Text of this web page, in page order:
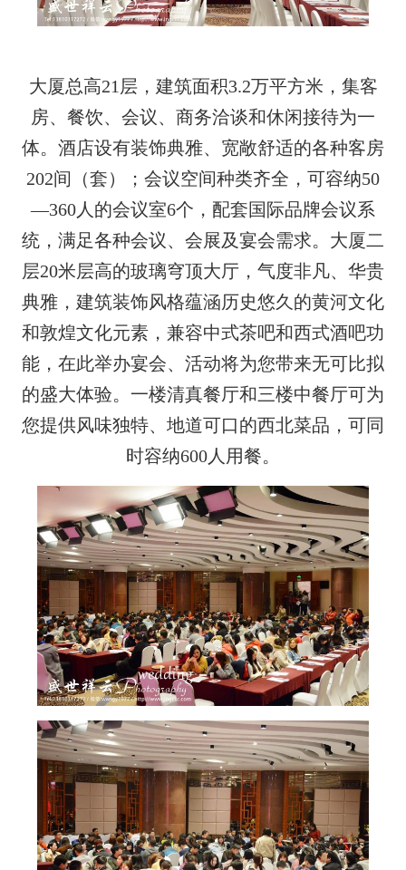
大厦总高21层， 建筑面积3.2万平方米， 集客
房、餐饮、会议、商务洽谈和休闲接待为一
体。酒店设有装饰典雅、宽敞舒适的各种客房
202间（套）；会议空间种类齐全，可容纳50
—360人的会议室6个，配套国际品牌会议系
统，满足各种会议、会展及宴会需求。大厦二
层20米层高的玻璃穹顶大厅，气度非凡、华贵
典雅，建筑装饰风格蕴涵历史悠久的黄河文化
和敦煌文化元素，兼容中式茶吧和西式酒吧功
能，在此举办宴会、活动将为您带来无可比拟
的盛大体验。一楼清真餐厅和三楼中餐厅可为
您提供风味独特、地道可口的西北菜品，可同
时容纳600人用餐。